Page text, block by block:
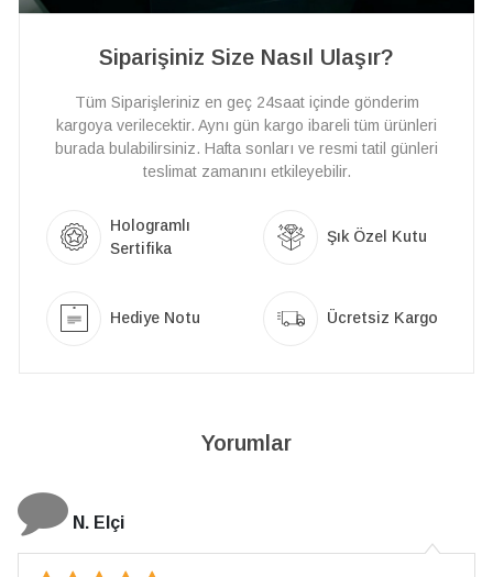
Siparişiniz Size Nasıl Ulaşır?
Tüm Siparişleriniz en geç 24saat içinde gönderim
kargoya verilecektir. Aynı gün kargo ibareli tüm ürünleri
burada bulabilirsiniz. Hafta sonları ve resmi tatil günleri
teslimat zamanını etkileyebilir.
Hologramlı
Sertifika
Şık Özel Kutu
Hediye Notu Ücretsiz Kargo
Yorumlar
N. Elçi